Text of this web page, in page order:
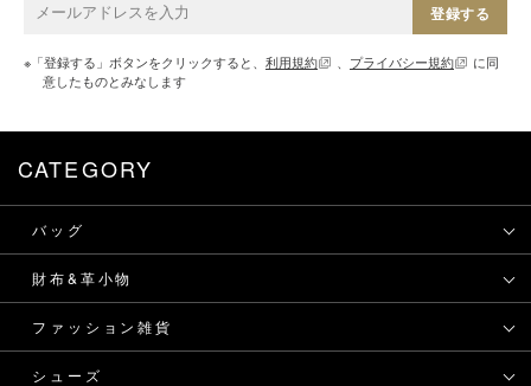
登録する
※「登録する」ボタンをクリックすると、 利用規約 プライバシー規約
に同
意したものとみなします
CATEGORY
バッグ
財布&革小物
ファッション雑貨
シューズ